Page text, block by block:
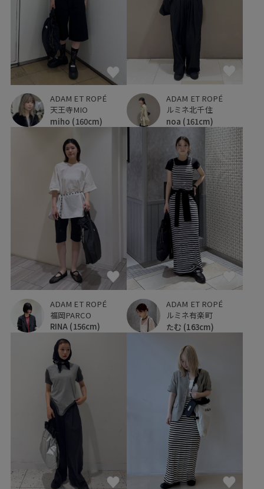
ADAM ET ROPÉ
天王寺MIO
miho (160cm)
ADAM ET ROPÉ
ルミネ北千住
noa (161cm)
ADAM ET ROPÉ
福岡PARCO
RINA (156cm)
ADAM ET ROPÉ
ルミネ有楽町
たむ (163cm)